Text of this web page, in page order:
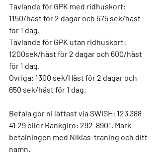
Tävlande för GPK med ridhuskort:
1150/häst för 2 dagar och 575 sek/häst
för 1 dag.
Tävlande för GPK utan ridhuskort:
1200sek/häst för 2 dagar och 600/häst
för 1 dag.
Övriga: 1300 sek/Häst för 2 dagar och
650 sek/häst för 1 dag.
Betala gör ni lättast via SWISH: 123 388
41 29 eller Bankgiro: 292-8901. Märk
betalningen med Niklas-träning och ditt
namn.